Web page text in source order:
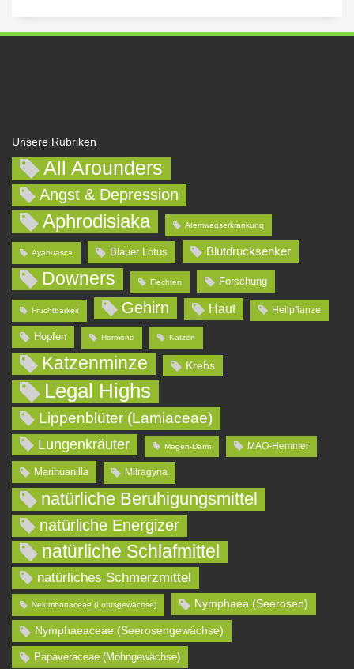
Unsere Rubriken
All Arounders
Angst & Depression
Aphrodisiaka Atemwegserkrankung
Ayahuasca Blauer Lotus Blutdrucksenker
Downers Flechten Forschung
Fruchtbarkeit Gehirn Haut Heilpflanze
Hopfen Hormone Katzen
Katzenminze Krebs
Legal Highs
Lippenblüter (Lamiaceae)
Lungenkräuter Magen-Darm MAO-Hemmer
Marihuanilla Mitragyna
natürliche Beruhigungsmittel
natürliche Energizer
natürliche Schlafmittel
natürliches Schmerzmittel
Nelumbonaceae (Lotusgewächse) Nymphaea (Seerosen)
Nymphaeaceae (Seerosengewächse)
Papaveraceae (Mohngewächse)